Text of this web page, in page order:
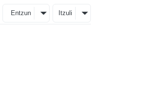
Entzun Itzuli